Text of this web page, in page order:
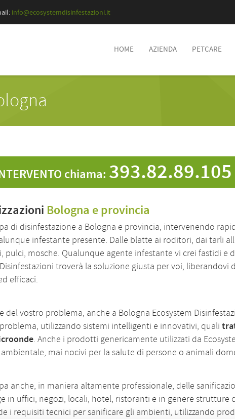
info@ecosystemdisinfestazioni.it
HOME AZIENDA PETCARE
chiama: 393.82.89.105
Bologna e provincia
di disinfestazione a Bologna e provincia, intervenendo
infestante presente. Dalle blatte ai roditori, dai tarli
pulci, mosche. Qualunque agente infestante vi crei fastidi e
troverà la soluzione giusta per voi, liberandovi
efficaci.
del vostro problema, anche a Bologna Ecosystem
utilizzando sistemi intelligenti e innovativi, quali
. Anche i prodotti genericamente utilizzati da
mai nocivi per la salute di persone o animali
anche, in maniera altamente professionale, delle
in uffici, negozi, locali, hotel, ristoranti e in genere strutture
i requisiti tecnici per sanificare gli ambienti, utilizzando